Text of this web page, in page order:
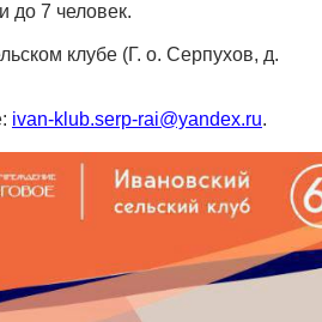
до 7 человек.
клубе (Г. о. Серпухов, д.
ivan-klub.serp-rai@yandex.ru.